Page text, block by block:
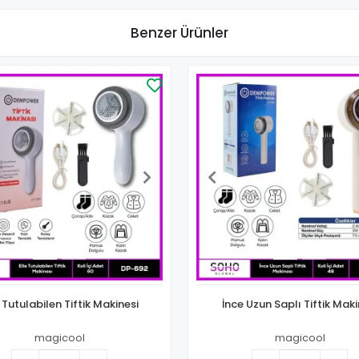
Benzer Ürünler
Tutulabilen Tiftik Makinesi
magicool
İnce Uzun Saplı Tiftik
magicool